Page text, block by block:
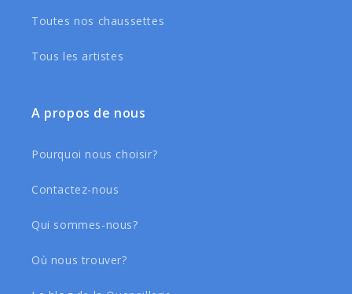
Toutes nos chaussettes
Tous les artistes
A propos de nous
Pourquoi nous choisir?
Contactez-nous
Qui sommes-nous?
Où nous trouver?